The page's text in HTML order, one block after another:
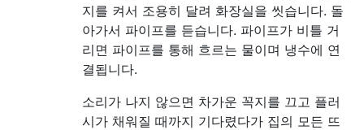
지를 켜서 조용히 달려 화장실을 씻습니다. 돌
아가서 파이프를 듣습니다. 파이프가 비틀 거
리면 파이프를 통해 흐르는 물이며 냉수에 연
결됩니다.
소리가 나지 않으면 차가운 꼭지를 끄고 플러
시가 채워질 때까지 기다렸다가 집의 모든 뜨